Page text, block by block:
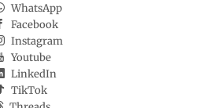
WhatsApp
Facebook
Instagram
Youtube
LinkedIn
TikTok